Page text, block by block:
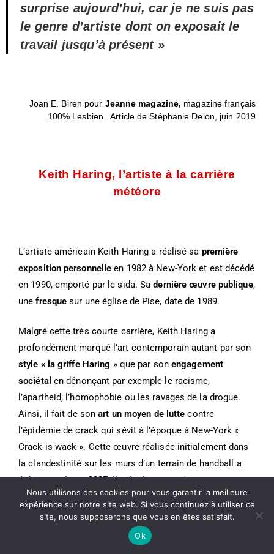
surprise aujourd’hui, car je ne suis pas
le genre d’artiste dont on exposait le
travail jusqu’à présent »
Joan E. Biren pour Jeanne magazine, magazine français
100% Lesbien . Article de Stéphanie Delon, juin 2019
Keith Haring, l’artiste à la carrière
météore
L’artiste américain Keith Haring a réalisé sa première
exposition personnelle en 1982 à New-York et est décédé
en 1990, emporté par le sida. Sadernière œuvre publique,
unefresque sur une église de Pise, date de 1989.
Malgré cette très courte carrière, Keith Haring a
profondément marqué l’art contemporain autant par son
style « la griffe Haring »que par sonengagement
sociétal en dénonçant par exemple le racisme,
l’apartheid, l’homophobie ou les ravages de la drogue.
Ainsi, il fait de sonart un moyen de lutte contre
l’épidémie de crack qui sévit à l’époque à New-York «
Crack is wack ». Cette œuvre réalisée initialement dans
la clandestinité sur les murs d’un terrain de handball a
été restaurée en 2007. Il a également peint pour
promouvoir à l’usage du préservatif.
Nous utilisons des cookies pour vous garantir la meilleure
expérience sur notre site web. Si vous continuez à utiliser ce
site, nous supposerons que vous en êtes satisfait.
Ok